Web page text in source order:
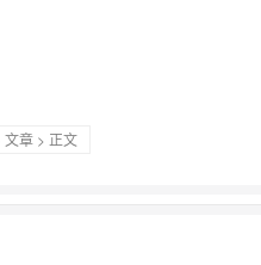
文章 > 正文